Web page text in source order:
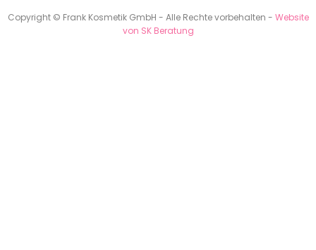
Copyright © Frank Kosmetik GmbH - Alle Rechte vorbehalten - Website
von SK Beratung